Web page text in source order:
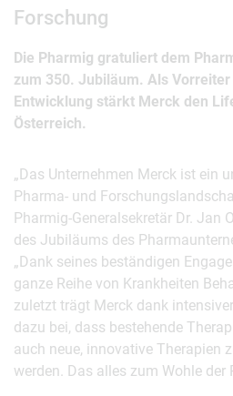
Forschung
Die Pharmig gratuliert dem
zum 350. Jubiläum. Als
Entwicklung stärkt Merck den
Österreich.
„Das Unternehmen Merck ist ein
Pharma- und
Pharmig-Generalsekretär Dr. Jan
des Jubiläums des
„Dank seines beständigen
ganze Reihe von Krankheiten
zuletzt trägt Merck dank
dazu bei, dass bestehende
auch neue, innovative Therapien
werden. Das alles zum Wohle der